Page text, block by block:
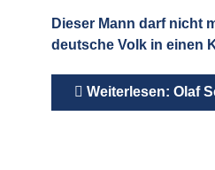
Dieser Mann darf nicht
deutsche Volk in einen
Weiterlesen: Olaf